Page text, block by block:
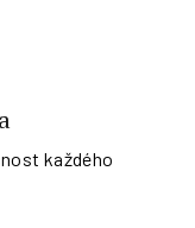
každého